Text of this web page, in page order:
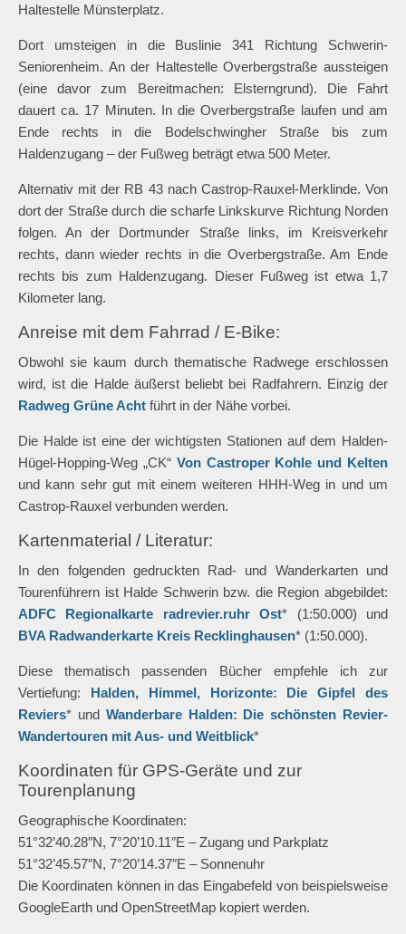
Haltestelle Münsterplatz.
Dort umsteigen in die Buslinie 341 Richtung Schwerin-
Seniorenheim. An der Haltestelle Overbergstraße aussteigen
(eine davor zum Bereitmachen: Elsterngrund). Die Fahrt
dauert ca. 17 Minuten. In die Overbergstraße laufen und am
Ende rechts in die Bodelschwingher Straße bis zum
Haldenzugang – der Fußweg beträgt etwa 500 Meter.
Alternativ mit der RB 43 nach Castrop-Rauxel-Merklinde. Von
dort der Straße durch die scharfe Linkskurve Richtung Norden
folgen. An der Dortmunder Straße links, im Kreisverkehr
rechts, dann wieder rechts in die Overbergstraße. Am Ende
rechts bis zum Haldenzugang. Dieser Fußweg ist etwa 1,7
Kilometer lang.
Anreise mit dem Fahrrad / E-Bike:
Obwohl sie kaum durch thematische Radwege erschlossen
wird, ist die Halde äußerst beliebt bei Radfahrern. Einzig der
Radweg Grüne Acht führt in der Nähe vorbei.
Die Halde ist eine der wichtigsten Stationen auf dem Halden-
Hügel-Hopping-Weg „CK“ Von Castroper Kohle und Kelten
und kann sehr gut mit einem weiteren HHH-Weg in und um
Castrop-Rauxel verbunden werden.
Kartenmaterial / Literatur:
In den folgenden gedruckten Rad- und Wanderkarten und
Tourenführern ist Halde Schwerin bzw. die Region abgebildet:
ADFC Regionalkarte radrevier.ruhr Ost* (1:50.000) und
BVA Radwanderkarte Kreis Recklinghausen* (1:50.000).
Diese thematisch passenden Bücher empfehle ich zur
Vertiefung: Halden, Himmel, Horizonte: Die Gipfel des
Reviers* und Wanderbare Halden: Die schönsten Revier-
Wandertouren mit Aus- und Weitblick*
Koordinaten für GPS-Geräte und zur
Tourenplanung
Geographische Koordinaten:
51°32’40.28″N, 7°20’10.11″E – Zugang und Parkplatz
51°32’45.57″N, 7°20’14.37″E – Sonnenuhr
Die Koordinaten können in das Eingabefeld von beispielsweise
GoogleEarth und OpenStreetMap kopiert werden.